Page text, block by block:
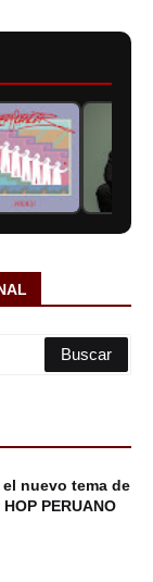
nuevo tema de
PERUANO